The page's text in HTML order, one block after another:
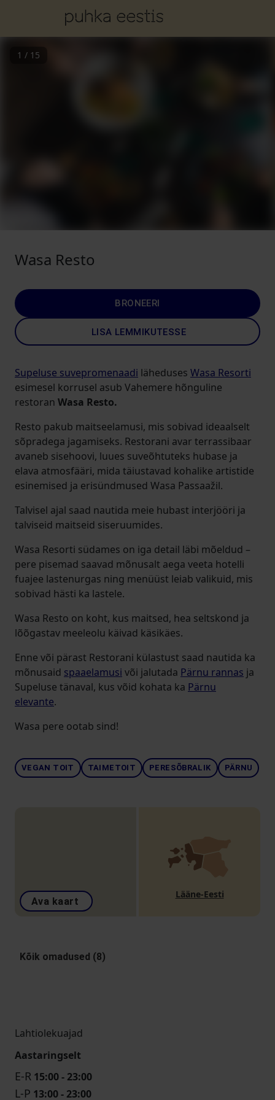
1 / 15
Wasa Resto
BRONEERI
LISA LEMMIKUTESSE
Supeluse suvepromenaadi läheduses Wasa Resorti
esimesel korrusel asub Vahemere hõnguline
restoran Wasa Resto.
Resto pakub maitseelamusi, mis sobivad ideaalselt
sõpradega jagamiseks. Restorani avar terrassibaar
avaneb sisehoovi, luues suveõhtuteks hubase ja
elava atmosfääri, mida täiustavad kohalike artistide
esinemised ja erisündmused Wasa Passaažil.
Talvisel ajal saad nautida meie hubast interjööri ja
talviseid maitseid siseruumides.
Wasa Resorti südames on iga detail läbi mõeldud –
pere pisemad saavad mõnusalt aega veeta hotelli
fuajee lastenurgas ning menüüst leiab valikuid, mis
sobivad hästi ka lastele.
Wasa Resto on koht, kus maitsed, hea seltskond ja
lõõgastav meeleolu käivad käsikäes.
Enne või pärast Restorani külastust saad nautida ka
mõnusaid spaaelamusi või jalutada Pärnu rannas ja
Supeluse tänaval, kus võid kohata ka Pärnu
elevante.
Wasa pere ootab sind!
VEGAN TOIT TAIMETOIT PERESÕBRALIK PÄRNU
Ava kaart
Lääne-Eesti
Kõik omadused (8)
Lahtiolekuajad
Aastaringselt
E-R 15:00 - 23:00
L-P 13:00 - 23:00